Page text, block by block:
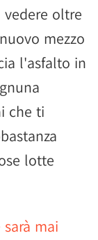
oltre
mezzo
l'asfalto in
che ti
lotte
sarà mai